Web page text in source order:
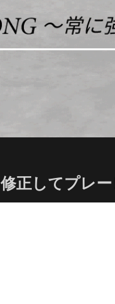
正してプレ